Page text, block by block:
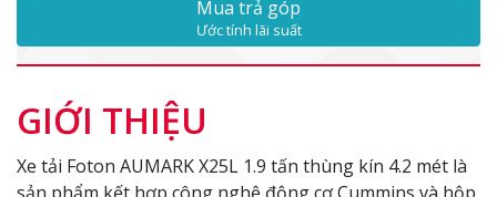
Mua trả góp
Ước tính lãi suất
GIỚI THIỆU
Xe tải Foton AUMARK X25L 1.9 tấn thùng kín 4.2 mét là